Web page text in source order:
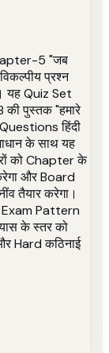
5 "जब
प्रश्न
यह Quiz Set
की पुस्तक "हमारे
हिंदी
के साथ यह
को Chapter के
और Board
तैयार करेगा।
Exam Pattern
के स्तर को
Hard कठिनाई